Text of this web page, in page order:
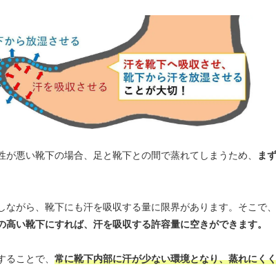
が悪い靴下の場合、足と靴下との間で蒸れてしまうため、
ま
ながら、靴下にも汗を吸収する量に限界があります。そこで、
高い靴下にすれば、汗を吸収する許容量に空きができます。
ることで、 常に靴下内部に汗が少ない環境となり、蒸れにく